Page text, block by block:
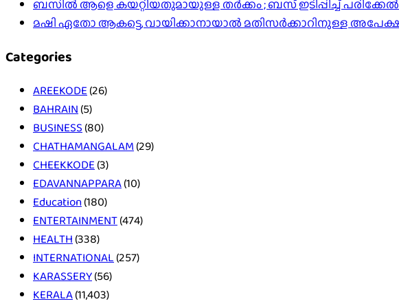
ബസിൽ ആളെ കയറ്റിയതുമായുള്ള തർക്കം ; ബസ് ഇടിപ്പിച്ച്
മഷി ഏതോ ആകട്ടെ, വായിക്കാനായാൽ മതി​സർക്കാറിനുള്ള
Categories
AREEKODE (26)
BAHRAIN (5)
BUSINESS (80)
CHATHAMANGALAM (29)
CHEEKKODE (3)
EDAVANNAPPARA(10)
Education(180)
ENTERTAINMENT(474)
HEALTH (338)
INTERNATIONAL (257)
KARASSERY(56)
KERALA(11,403)